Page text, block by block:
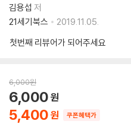
김용섭 저
21세기북스
2019.11.05.
첫번째 리뷰어가 되어주세요
6,000원
5,400
6,000
쿠폰혜택가